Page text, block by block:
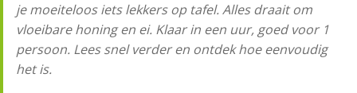
je moeiteloos iets lekkers op tafel. Alles draait om
vloeibare honing en ei. Klaar in een uur, goed voor 1
persoon. Lees snel verder en ontdek hoe eenvoudig
het is.